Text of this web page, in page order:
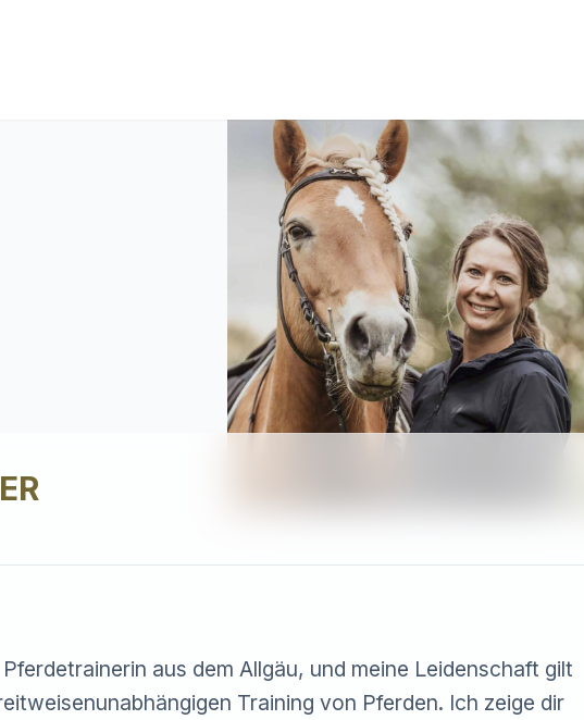
aus dem Allgäu, und meine Leidenschaft gilt
Training von Pferden. Ich zeige dir